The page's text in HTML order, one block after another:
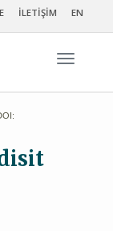
İLETİŞİM EN